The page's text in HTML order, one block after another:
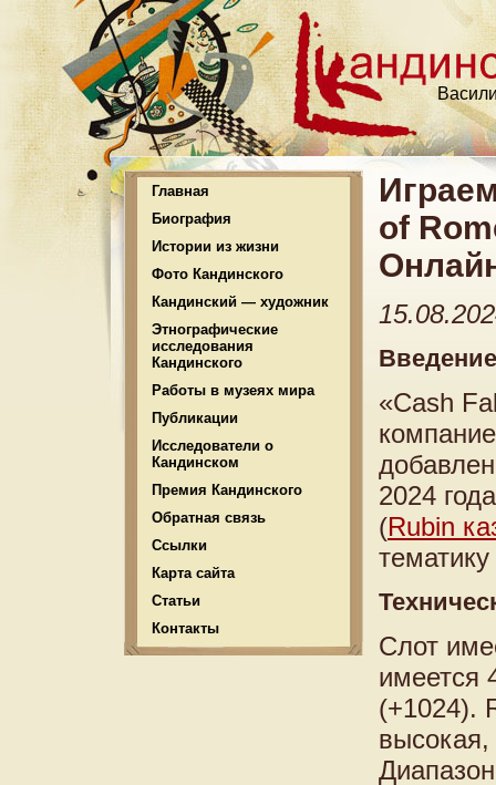
Главная
Биография
Истории из жизни
Фото Кандинского
Кандинский — художник
Этнографические
исследования
Кандинского
Работы в музеях мира
Публикации
Исследователи о
Кандинском
Премия Кандинского
Обратная связь
Ссылки
Карта сайта
Статьи
Контакты
of
Введение
«Cash
2024
(Rubin
Слот
имеется
(+1024).